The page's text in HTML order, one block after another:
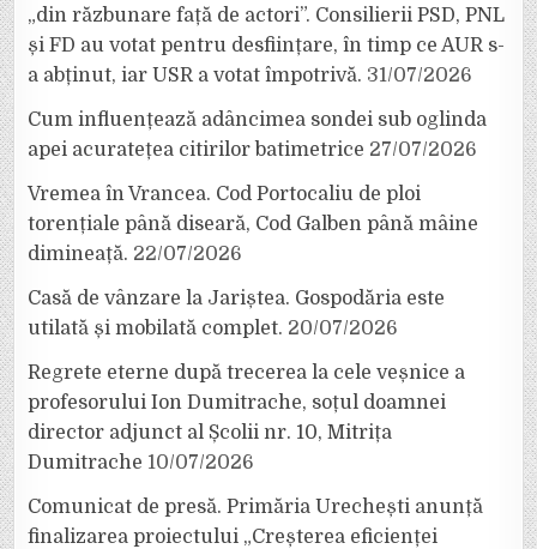
„din răzbunare față de actori”. Consilierii PSD, PNL
și FD au votat pentru desființare, în timp ce AUR s-
a abținut, iar USR a votat împotrivă. 31/07/2026
Cum influențează adâncimea sondei sub oglinda
apei acuratețea citirilor batimetrice 27/07/2026
Vremea în Vrancea. Cod Portocaliu de ploi
torențiale până diseară, Cod Galben până mâine
dimineață. 22/07/2026
Casă de vânzare la Jariștea. Gospodăria este
utilată și mobilată complet. 20/07/2026
Regrete eterne după trecerea la cele veșnice a
profesorului Ion Dumitrache, soțul doamnei
director adjunct al Școlii nr. 10, Mitrița
Dumitrache 10/07/2026
Comunicat de presă. Primăria Urechești anunță
finalizarea proiectului „Creșterea eficienței